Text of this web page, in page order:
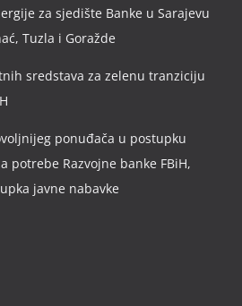
za sjedište Banke u Sarajevu
Tuzla i Goražde
sredstava za zelenu tranziciju
ponuđača u postupku
potrebe Razvojne banke FBiH,
javne nabavke